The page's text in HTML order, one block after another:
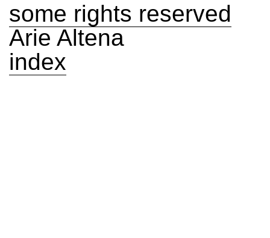
some rights reserved
Arie Altena
index